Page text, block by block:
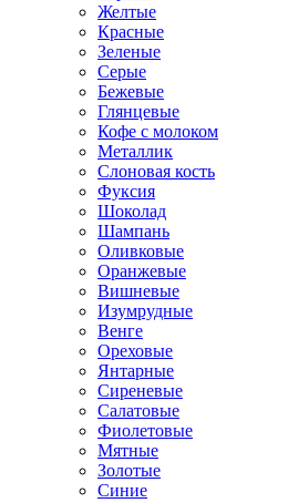
Желтые
Красные
Зеленые
Серые
Бежевые
Глянцевые
Кофе с молоком
Металлик
Слоновая кость
Фуксия
Шоколад
Шампань
Оливковые
Оранжевые
Вишневые
Изумрудные
Венге
Ореховые
Янтарные
Сиреневые
Салатовые
Фиолетовые
Мятные
Золотые
Синие